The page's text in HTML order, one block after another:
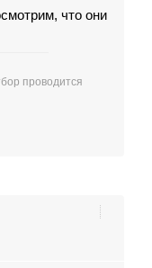
что они
проводится